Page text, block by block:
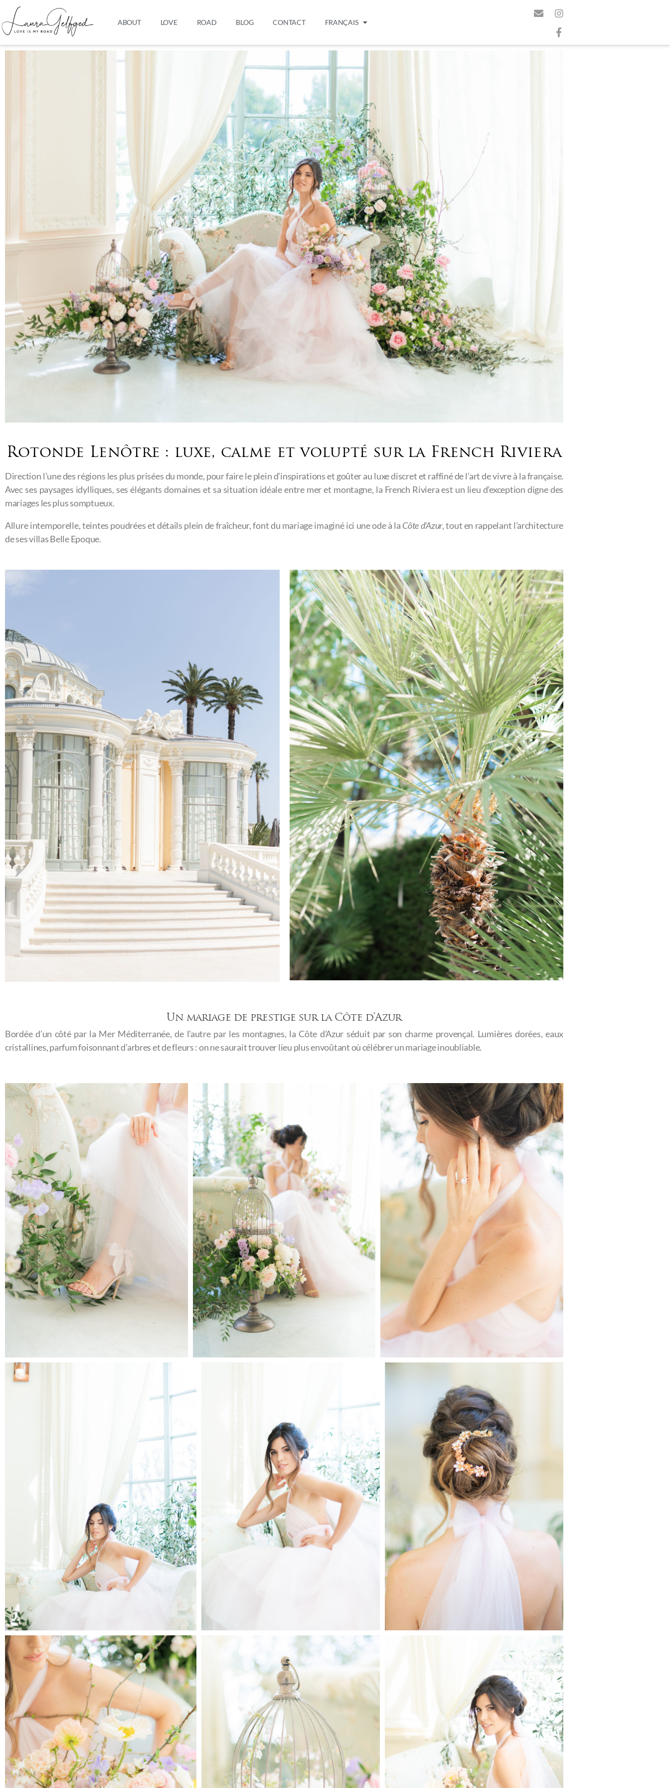
ABOUT LOVE ROAD BLOG CONTACT FRANÇAIS
Rotonde Lenôtre : luxe, calme et volupté sur la French Riviera
Direction l’une des régions les plus prisées du monde, pour faire le plein d’inspirations et goûter au luxe discret et raffiné de l’art de vivre à la française.
Avec ses paysages idylliques, ses élégants domaines et sa situation idéale entre mer et montagne, la French Riviera est un lieu d’exception digne des
mariages les plus somptueux.
Allure intemporelle, teintes poudrées et détails plein de fraîcheur, font du mariage imaginé ici une ode à la Côte d’Azur, tout en rappelant l’architecture
de ses villas Belle Epoque.
Un mariage de prestige sur la Côte d’Azur​
Bordée d’un côté par la Mer Méditerranée, de l’autre par les montagnes, la Côte d’Azur séduit par son charme provençal. Lumières dorées, eaux
cristallines, parfum foisonnant d’arbres et de fleurs : on ne saurait trouver lieu plus envoûtant où célébrer un mariage inoubliable.